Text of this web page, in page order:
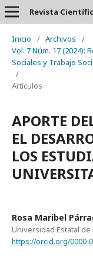
Inicio / Archivos
/
Vol. 7 Núm. 17 (2024):
Sociales y Trabajo
/
Artículos
APORTE
EL
LOS
Rosa Maribel
Universidad Estatal de
https://orcid.org/0000-